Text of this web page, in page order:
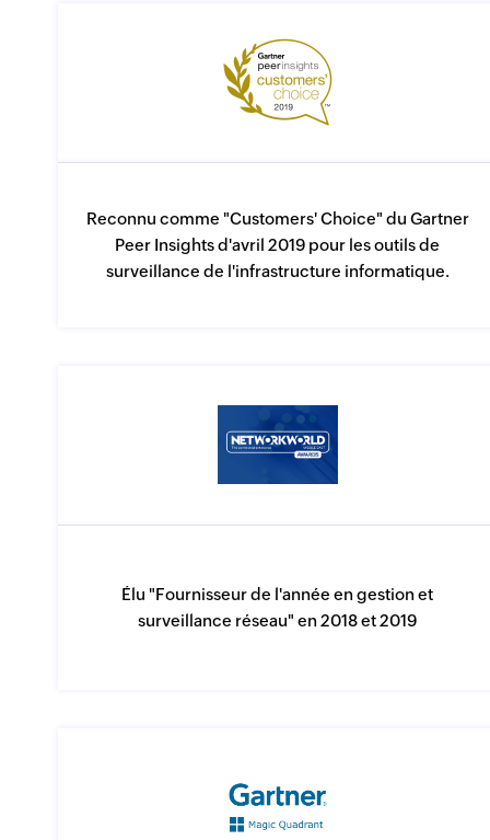
Reconnu comme "Customers' Choice" du Gartner
Peer Insights d'avril 2019 pour les outils de
surveillance de l'infrastructure informatique.
Élu "Fournisseur de l'année en gestion et
surveillance réseau" en 2018 et 2019